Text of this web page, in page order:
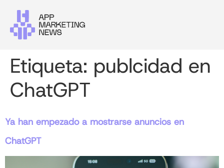
Etiqueta: publcidad en
ChatGPT
Ya han empezado a mostrarse anuncios en
ChatGPT